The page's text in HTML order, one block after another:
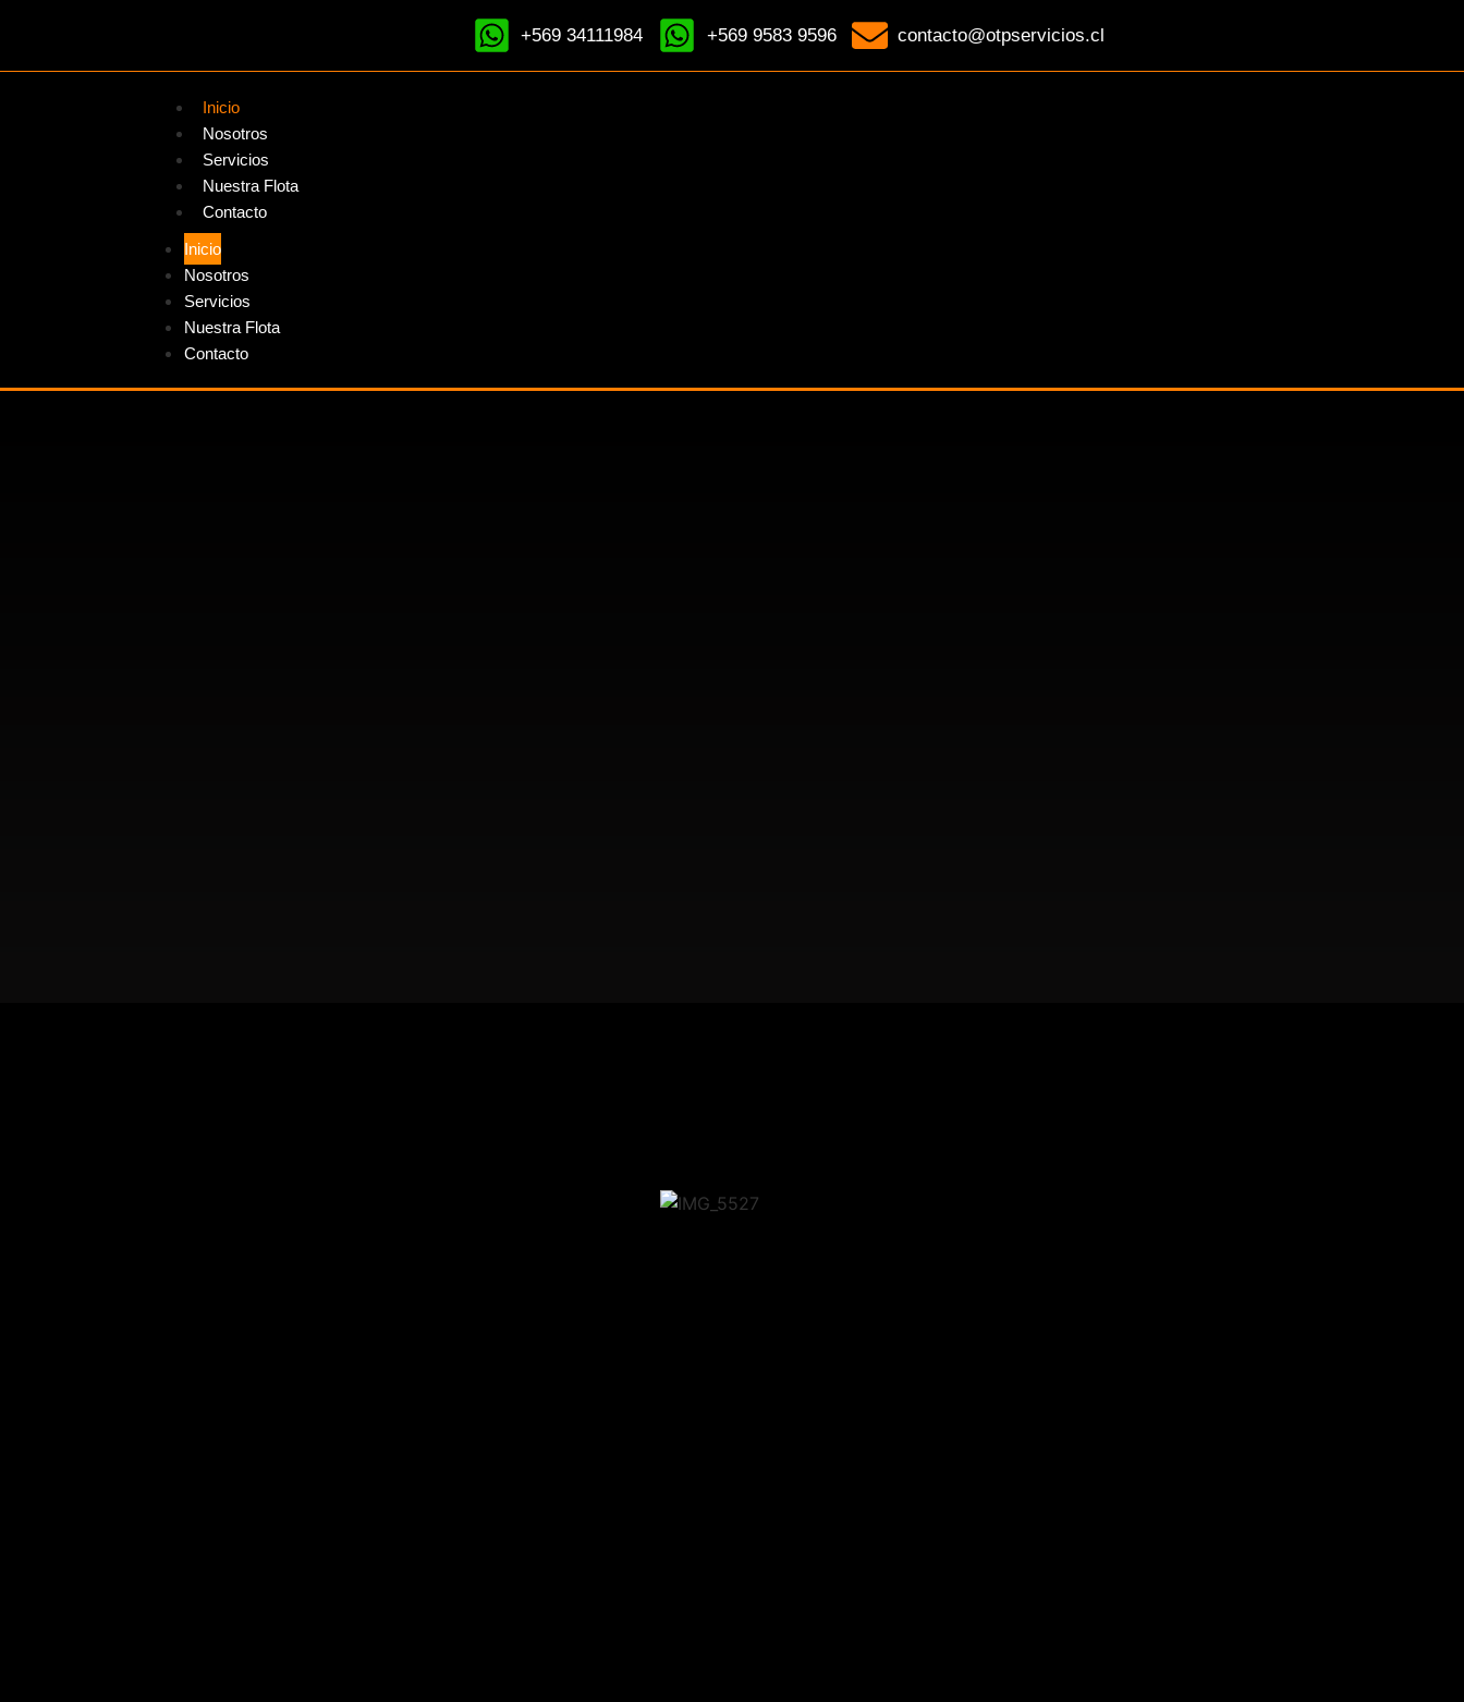
+569 34111984 +569 9583 9596 contacto@otpservicios.cl
Inicio
Nosotros
Servicios
Nuestra Flota
Contacto
Inicio
Nosotros
Servicios
Nuestra Flota
Contacto